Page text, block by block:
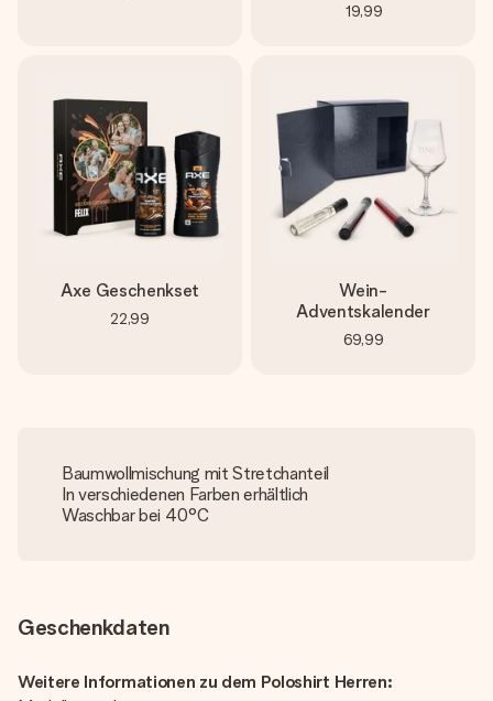
19,99
Axe Geschenkset
22,99
Wein-
Adventskalender
69,99
Baumwollmischung mit Stretchanteil
In verschiedenen Farben erhältlich
Waschbar bei 40°C
Geschenkdaten
Weitere Informationen zu dem Poloshirt Herren: